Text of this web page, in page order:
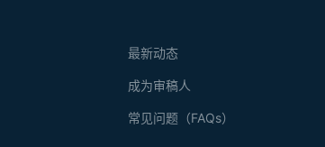
最新动态
成为审稿人
常见问题（FAQs）